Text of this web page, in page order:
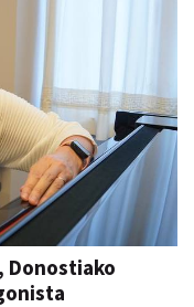
Donostiako